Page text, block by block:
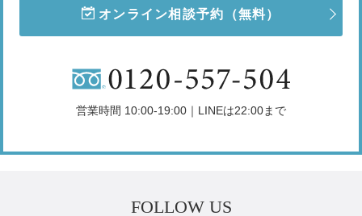
オンライン相談予約 （無料）
営業時間 10:00-19:00｜LINEは22:00まで
FOLLOW US